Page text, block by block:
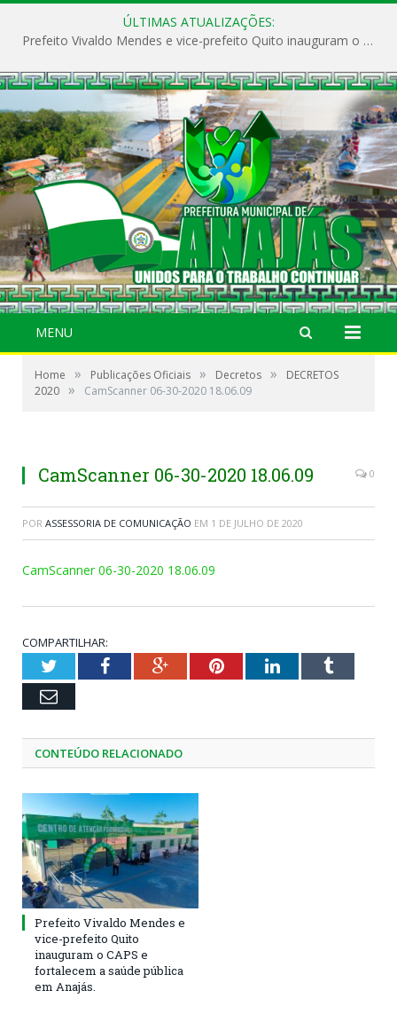
ÚLTIMAS ATUALIZAÇÕES:
Prefeito Vivaldo Mendes e vice-prefeito Quito inauguram o CAPS e fortalecem a saúde pública em Anajás.
MENU
Home » Publicações Oficiais » Decretos »
DECRETOS
2020 » CamScanner 06-30-2020 18.06.09
CamScanner 06-30-2020 18.06.09 0
POR ASSESSORIA DE COMUNICAÇÃO EM 1 DE JULHO DE 2020
CamScanner 06-30-2020 18.06.09
COMPARTILHAR:
TwitterFacebookGoogle+PinterestLinkedInTumblr
Email
CONTEÚDO RELACIONADO
Prefeito Vivaldo Mendes e
vice-prefeito Quito
inauguram o CAPS e
fortalecem a saúde pública
em Anajás.